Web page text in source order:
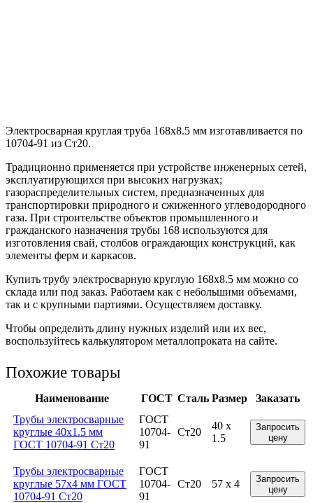
Электросварная круглая труба 168х8.5 мм изготавливается по
10704-91 из Ст20.
Традиционно применяется при устройстве инженерных сетей,
эксплуатирующихся при высоких нагрузках;
газораспределительных систем, предназначенных для
транспортировки природного и сжиженного углеводородного
газа. При строительстве объектов промышленного и
гражданского назначения трубы 168 используются для
изготовления свай, столбов ограждающих конструкций, как
элементы ферм и каркасов.
Купить трубу электросварную круглую 168х8.5 мм можно со
склада или под заказ. Работаем как с небольшими объемами,
так и с крупными партиями. Осуществляем доставку.
Чтобы определить длину нужных изделий или их вес,
воспользуйтесь калькулятором металлопроката на сайте.
Похожие товары
Наименование ГОСТ Сталь Размер
Заказать
Трубы электросварные
круглые 40x1.5 мм
ГОСТ 10704-91 Ст20
ГОСТ
10704-
91
Ст20
40 x
1.5
Запросить
цену
Трубы электросварные
круглые 57x4 мм ГОСТ
10704-91 Ст20
ГОСТ
10704-
91
Ст20 57 x 4
Запросить
цену